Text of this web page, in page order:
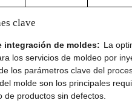
clave
integración de moldes: La
los servicios de moldeo por
los parámetros clave del
molde son los principales
de productos sin defectos.